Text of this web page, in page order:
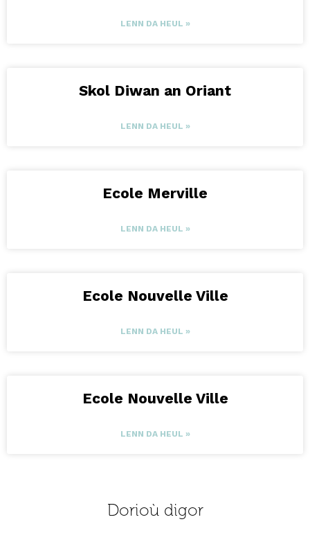
LENN DA HEUL »
Skol Diwan an Oriant
LENN DA HEUL »
Ecole Merville
LENN DA HEUL »
Ecole Nouvelle Ville
LENN DA HEUL »
Ecole Nouvelle Ville
LENN DA HEUL »
Dorioù digor